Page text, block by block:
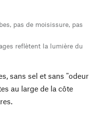
pas de moisissure, pas
reflètent la lumière du
sans sel et sans "odeur
au large de la côte